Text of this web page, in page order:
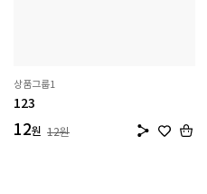
상품그룹1
123
12원 12원